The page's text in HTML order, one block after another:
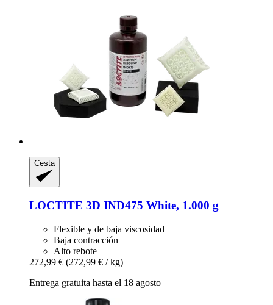
Cesta
LOCTITE 3D IND475 White, 1.000 g
Flexible y de baja viscosidad
Baja contracción
Alto rebote
272,99 € (272,99 € / kg)
Entrega gratuita hasta el 18 agosto